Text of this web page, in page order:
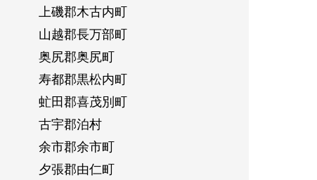
上磯郡木古内町
山越郡長万部町
奥尻郡奥尻町
寿都郡黒松内町
虻田郡喜茂別町
古宇郡泊村
余市郡余市町
夕張郡由仁町